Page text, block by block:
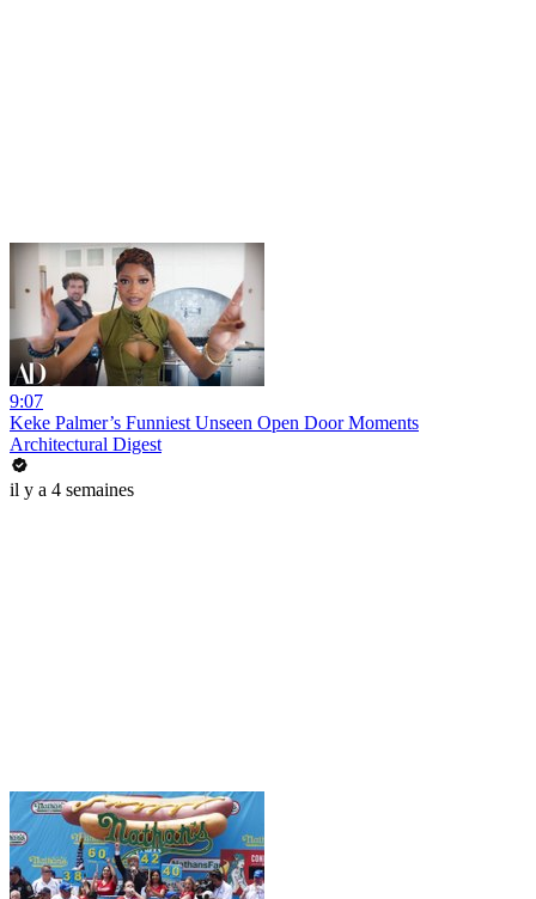
9:07
Keke Palmer’s Funniest Unseen Open Door Moments
Architectural Digest
il y a 4 semaines